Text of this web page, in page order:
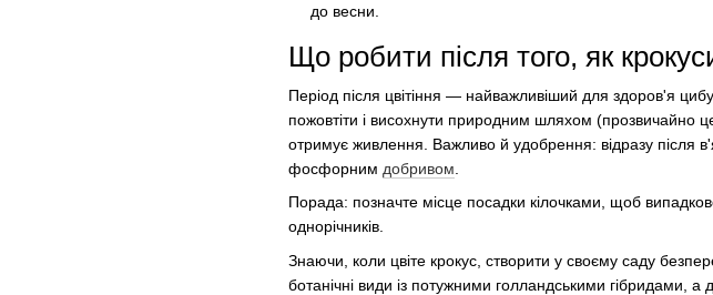
до весни.
Що робити після того, як
Період після цвітіння — найважливіший для здоров'я
пожовтіти і висохнути природним шляхом (прозвичайно
отримує живлення. Важливо й удобрення: відразу після
фосфорним добривом
Порада: позначте місце посадки кілочками, щоб
однорічників.
Знаючи, коли цвіте крокус, створити у своєму саду
ботанічні види із потужними голландськими гібридами,